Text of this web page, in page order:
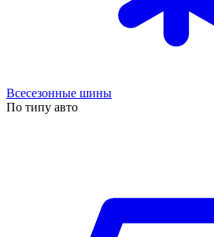
Всесезонные шины
По типу авто